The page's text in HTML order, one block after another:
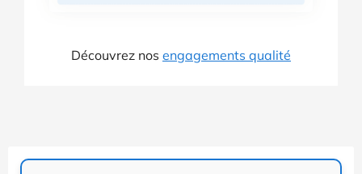
Découvrez nos engagements qualité